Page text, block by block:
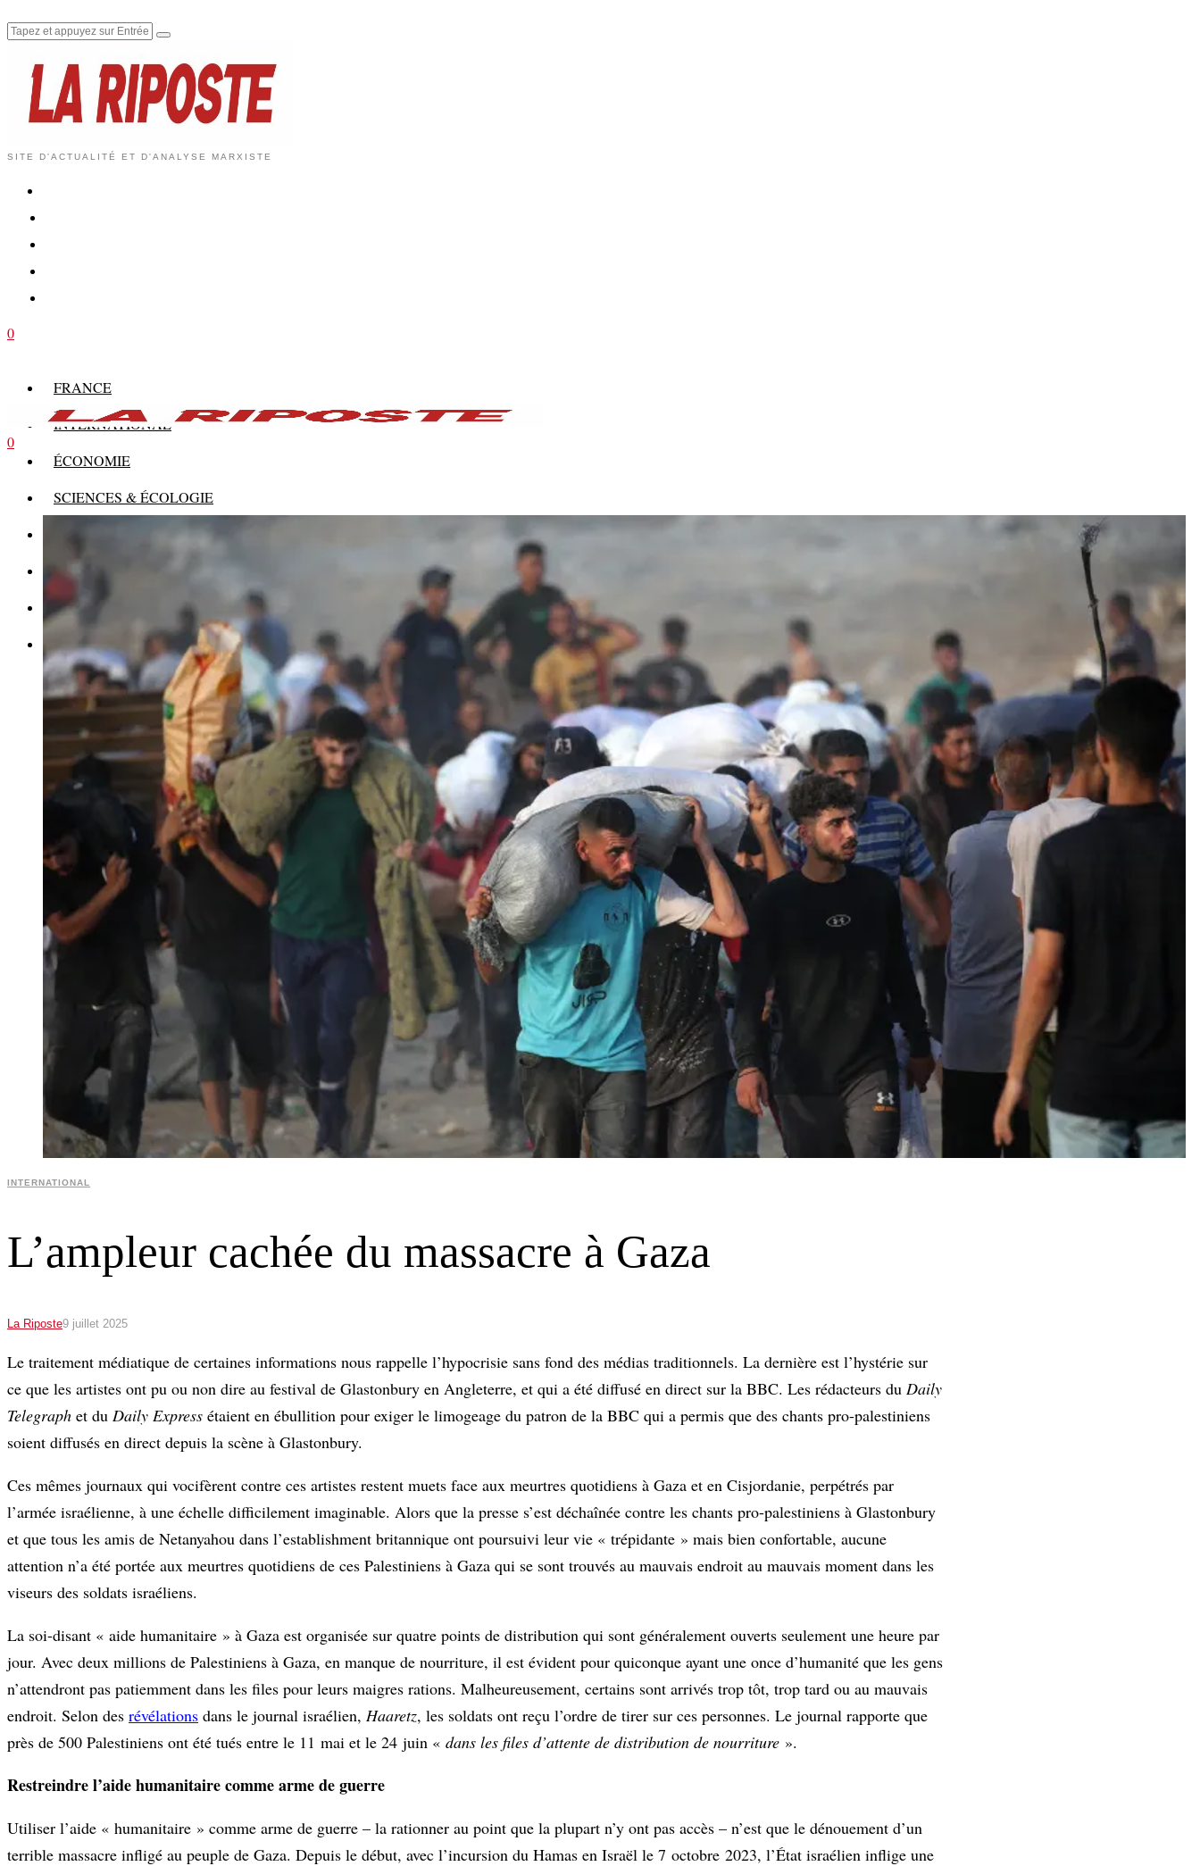
SITE D'ACTUALITÉ ET D'ANALYSE MARXISTE
0
FRANCE
INTERNATIONAL
ÉCONOMIE
SCIENCES & ÉCOLOGIE
THÉORIE
CULTURE
MULTIMÉDIAS
0
INTERNATIONAL
L’ampleur cachée du massacre à Gaza
La Riposte9 juillet 2025
Le traitement médiatique de certaines informations nous rappelle l’hypocrisie sans fond des médias traditionnels. La dernière est l’hystérie sur
ce que les artistes ont pu ou non dire au festival de Glastonbury en Angleterre, et qui a été diffusé en direct sur la BBC. Les rédacteurs du Daily
Telegraph et du Daily Express étaient en ébullition pour exiger le limogeage du patron de la BBC qui a permis que des chants pro-palestiniens
soient diffusés en direct depuis la scène à Glastonbury.
Ces mêmes journaux qui vocifèrent contre ces artistes restent muets face aux meurtres quotidiens à Gaza et en Cisjordanie, perpétrés par
l’armée israélienne, à une échelle difficilement imaginable. Alors que la presse s’est déchaînée contre les chants pro-palestiniens à Glastonbury
et que tous les amis de Netanyahou dans l’establishment britannique ont poursuivi leur vie « trépidante » mais bien confortable, aucune
attention n’a été portée aux meurtres quotidiens de ces Palestiniens à Gaza qui se sont trouvés au mauvais endroit au mauvais moment dans les
viseurs des soldats israéliens.
La soi-disant « aide humanitaire » à Gaza est organisée sur quatre points de distribution qui sont généralement ouverts seulement une heure par
jour. Avec deux millions de Palestiniens à Gaza, en manque de nourriture, il est évident pour quiconque ayant une once d’humanité que les gens
n’attendront pas patiemment dans les files pour leurs maigres rations. Malheureusement, certains sont arrivés trop tôt, trop tard ou au mauvais
endroit. Selon des révélations dans le journal israélien, Haaretz, les soldats ont reçu l’ordre de tirer sur ces personnes. Le journal rapporte que
près de 500 Palestiniens ont été tués entre le 11 mai et le 24 juin « dans les files d’attente de distribution de nourriture ».
Restreindre l’aide humanitaire comme arme de guerre
Utiliser l’aide « humanitaire » comme arme de guerre – la rationner au point que la plupart n’y ont pas accès – n’est que le dénouement d’un
terrible massacre infligé au peuple de Gaza. Depuis le début, avec l’incursion du Hamas en Israël le 7 octobre 2023, l’État israélien inflige une